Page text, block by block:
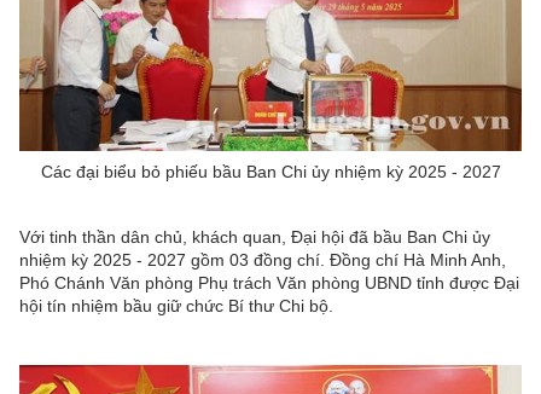
Các đại biểu bỏ phiếu bầu Ban Chi ủy nhiệm kỳ 2025 - 2027
Với tinh thần dân chủ, khách quan, Đại hội đã bầu Ban Chi ủy
nhiệm kỳ 2025 - 2027 gồm 03 đồng chí. Đồng chí Hà Minh Anh,
Phó Chánh Văn phòng Phụ trách Văn phòng UBND tỉnh được Đại
hội tín nhiệm bầu giữ chức Bí thư Chi bộ.